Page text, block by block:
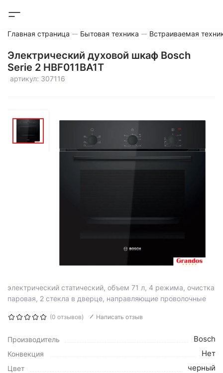
Главная страница Бытовая техника Встраиваемая
Электрический духовой шкаф Bosch
Serie 2 HBF011BA1T
артикул: 307116
электрический статический, объем 71 л, 4 режима, очистка
паровая, 2 стекла в дверце, направляющие проволочные
(0 отзывов) Написать отзыв
Производитель Bosch
Конвекция Нет
Цвет черный